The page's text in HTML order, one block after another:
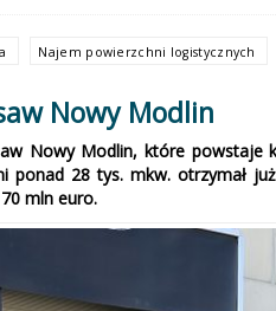
Najem powierzchni logistycznych
Nowy Modlin
Nowy Modlin, które powstaje
28 tys. mkw. otrzymał
mln euro.